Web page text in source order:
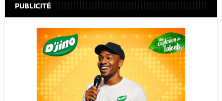
PUBLICITÉ